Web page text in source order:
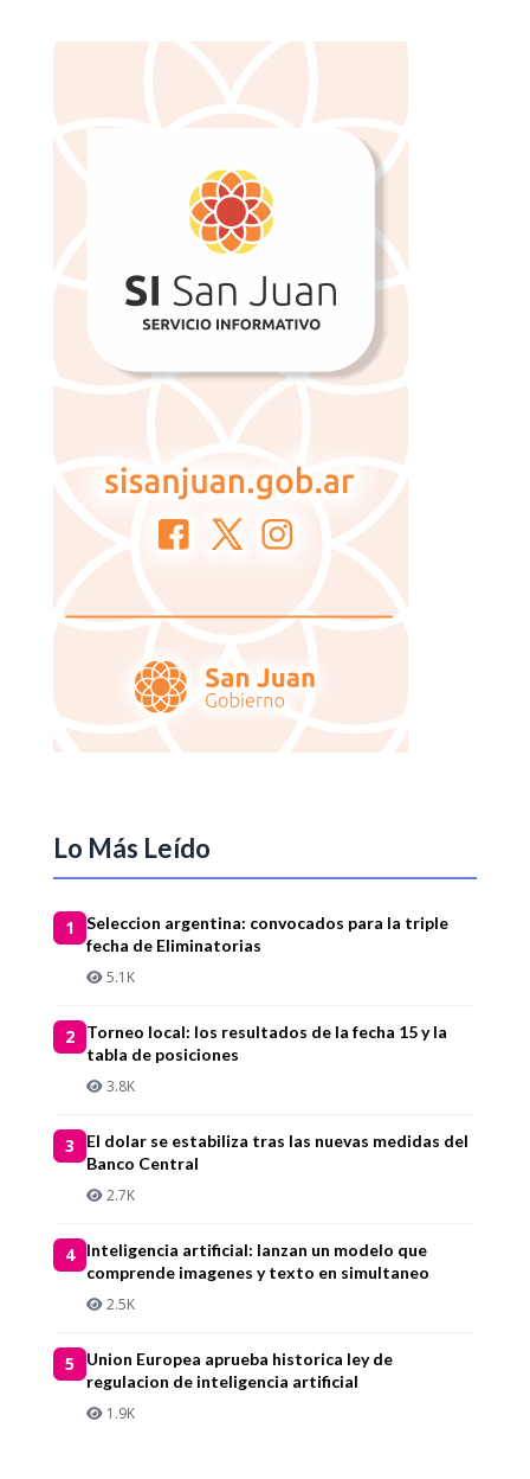
Lo Más Leído
1
Seleccion argentina: convocados para la triple
fecha de Eliminatorias
5.1K
2
Torneo local: los resultados de la fecha 15 y la
tabla de posiciones
3.8K
3
El dolar se estabiliza tras las nuevas medidas del
Banco Central
2.7K
4
Inteligencia artificial: lanzan un modelo que
comprende imagenes y texto en simultaneo
2.5K
5
Union Europea aprueba historica ley de
regulacion de inteligencia artificial
1.9K